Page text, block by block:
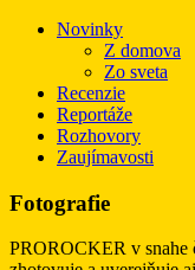
Novinky
Z domova
Zo sveta
Recenzie
Reportáže
Rozhovory
Zaujímavosti
Fotografie
PROROCKER v snahe